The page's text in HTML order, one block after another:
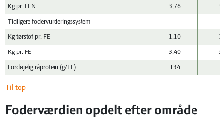
Kg pr. FEN 3,76
Tidligere fodervurderingssystem
Kg tørstof pr. FE 1,10
Kg pr. FE 3,40
Fordøjelig råprotein (g/FE) 134
Til top
Foderværdien opdelt efter område